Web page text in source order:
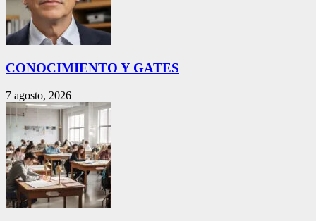
CONOCIMIENTO Y GATES
7 agosto, 2026